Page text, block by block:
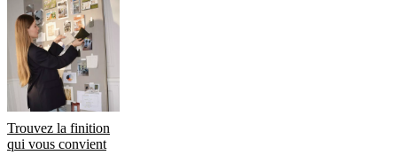
Trouvez la finition
qui vous convient